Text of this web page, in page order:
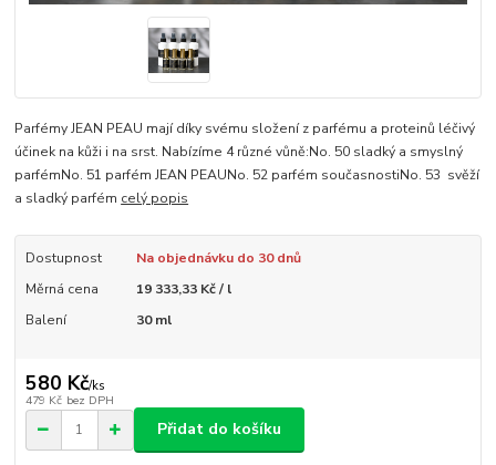
Parfémy JEAN PEAU mají díky svému složení z parfému a proteinů léčivý
účinek na kůži i na srst. Nabízíme 4 různé vůně:No. 50 sladký a smyslný
parfémNo. 51 parfém JEAN PEAUNo. 52 parfém současnostiNo. 53 svěží
a sladký parfém celý popis
Dostupnost
Na objednávku do 30 dnů
Měrná cena
19 333,33 Kč / l
Balení
30 ml
580 Kč/ks
479 Kč bez DPH
Přidat do košíku